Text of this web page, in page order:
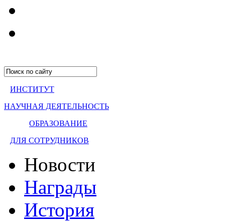
ИНСТИТУТ
НАУЧНАЯ ДЕЯТЕЛЬНОСТЬ
ОБРАЗОВАНИЕ
ДЛЯ СОТРУДНИКОВ
Новости
Награды
История